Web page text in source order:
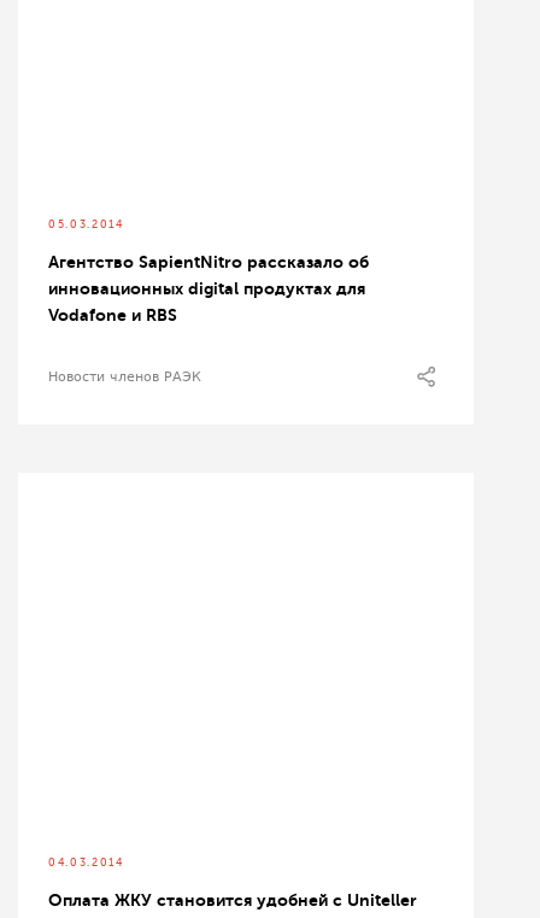
05.03.2014
Агентство SapientNitro рассказало об
инновационных digital продуктах для
Vodafone и RBS
Новости членов РАЭК
04.03.2014
Оплата ЖКУ становится удобней с Uniteller